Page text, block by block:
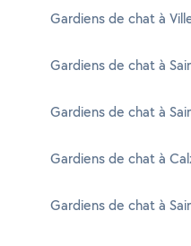
Gardiens de chat à
Gardiens de chat à
Gardiens de chat à
Gardiens de chat à
Gardiens de chat à